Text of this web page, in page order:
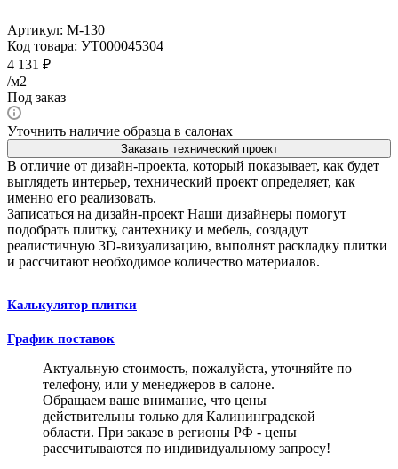
Артикул: M-130
Код товара: УТ000045304
4 131 ₽
/м2
Под заказ
Уточнить наличие образца в салонах
Заказать технический проект
В отличие от дизайн-проекта, который показывает, как будет
выглядеть интерьер, технический проект определяет, как
именно его реализовать.
Записаться на дизайн-проект Наши дизайнеры помогут
подобрать плитку, сантехнику и мебель, создадут
реалистичную 3D-визуализацию, выполнят раскладку плитки
и рассчитают необходимое количество материалов.
Калькулятор плитки
График поставок
Актуальную стоимость, пожалуйста, уточняйте по
телефону, или у менеджеров в салоне.
Обращаем ваше внимание, что цены
действительны только для Калининградской
области. При заказе в регионы РФ - цены
рассчитываются по индивидуальному запросу!